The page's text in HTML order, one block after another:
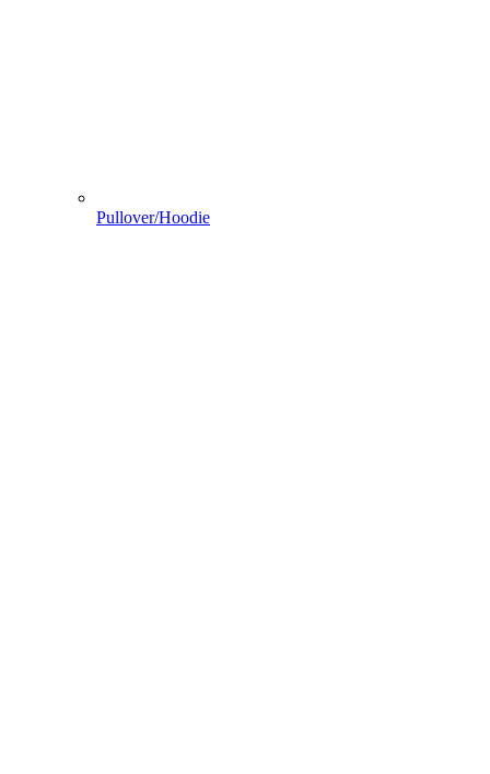
Pullover/Hoodie